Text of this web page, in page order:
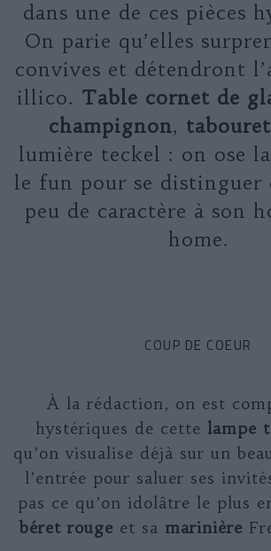
dans une de ces pièces
On parie qu’elles
convives et détendront
illico. Table cornet de
champignon, tabouret
lumière teckel : on ose
le fun pour se
peu de caractère à son
home.
COUP DE COEUR
À la rédaction, on est
hystériques de cette lampe
qu’on visualise déjà sur un
l’entrée pour saluer ses
pas ce qu’on idolâtre le plus
béret rouge et sa marinière